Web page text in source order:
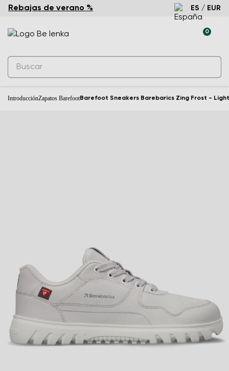
Rebajas de verano % ES / EUR
0
IntroducciónZapatos BarefootBarefoot Sneakers Barebarics Zing Frost -